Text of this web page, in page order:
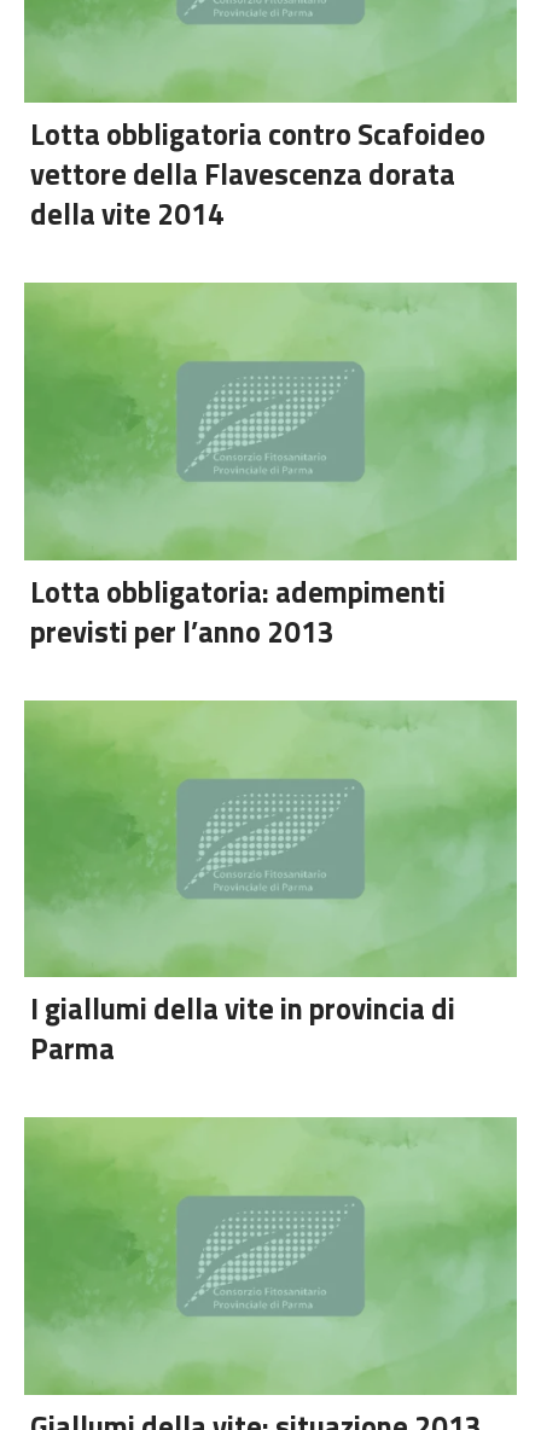
Lotta obbligatoria contro Scafoideo
vettore della Flavescenza dorata
della vite 2014
Lotta obbligatoria: adempimenti
previsti per l’anno 2013
I giallumi della vite in provincia di
Parma